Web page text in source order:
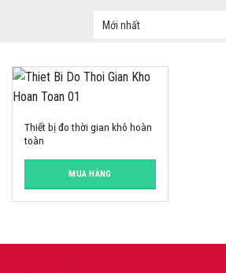
Thiết bị đo thời gian khô hoàn
toàn
MUA HÀNG